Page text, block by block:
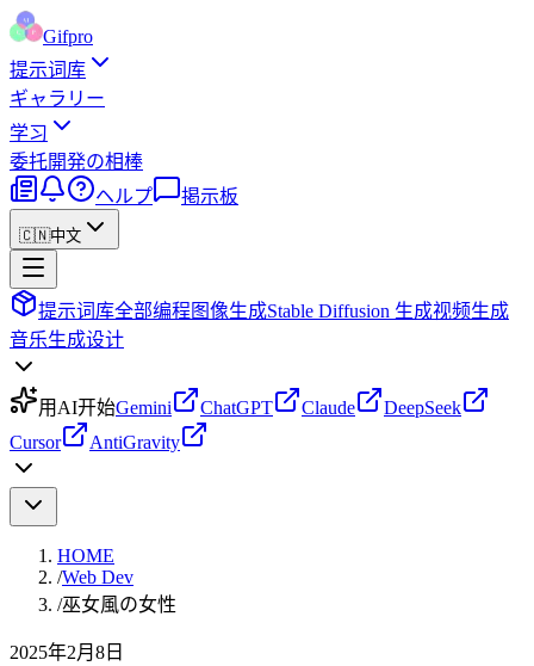
Gifpro
提示词库
ギャラリー
学习
委托開発の相棒
ヘルプ
掲示板
🇨🇳中文
提示词库全部编程 图像生成Stable Diffusion 生成视频生成
音乐生成设计
用AI开始Gemini ChatGPT Claude
DeepSeek
Cursor
AntiGravity
HOME
/Web Dev
/巫女風の女性
2025年2月8日